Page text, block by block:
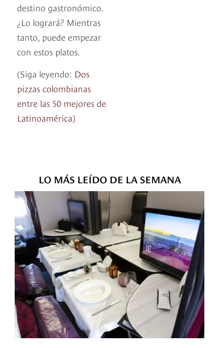
destino gastronómico.
¿Lo logrará? Mientras
tanto, puede empezar
con estos platos.
(Siga leyendo: Dos
pizzas colombianas
entre las 50 mejores de
Latinoamérica)
LO MÁS LEÍDO DE LA SEMANA